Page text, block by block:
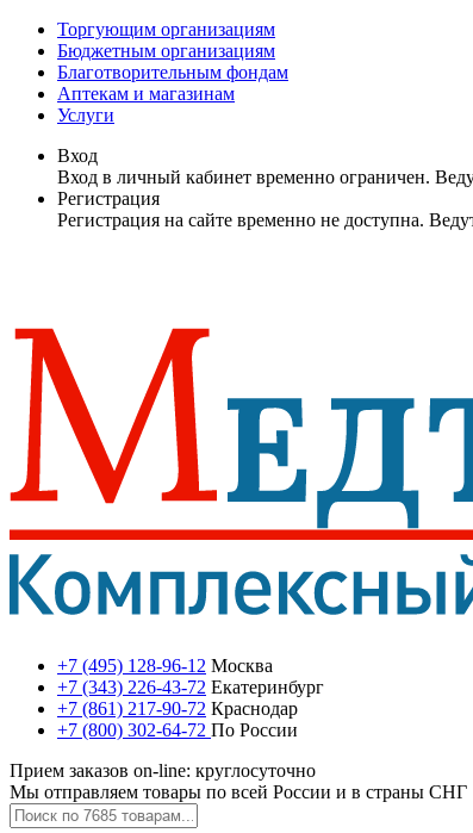
Торгующим организациям
Бюджетным организациям
Благотворительным фондам
Аптекам и магазинам
Услуги
Вход
Вход в личный кабинет временно ограничен.
Регистрация
Регистрация на сайте временно не доступна.
+7 (495) 128-96-12 Москва
+7 (343) 226-43-72 Екатеринбург
+7 (861) 217-90-72 Краснодар
+7 (800) 302-64-72 По России
Прием заказов on-line: круглосуточно
Мы отправляем товары по всей России и в страны СНГ